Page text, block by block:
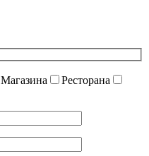
Магазина
Ресторана